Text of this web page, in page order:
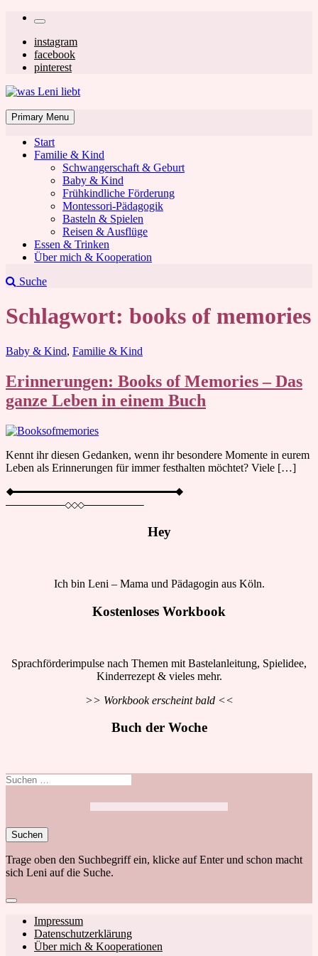
Skip
content
Secondary
left
navigation
Secondary
right
navigation
instagram
facebook
pinterest
was Leni liebt
Mom & Lifestyle Blog
Primary Menu
Start
Familie & Kind
Schwangerschaft & Geburt
Baby & Kind
Frühkindliche Förderung
Montessori-Pädagogik
Basteln & Spielen
Reisen & Ausflüge
Essen & Trinken
Über mich & Kooperation
Suche
Schlagwort: books of memories
Blog
Baby & Kind, Familie & Kind
Erinnerungen: Books of Memories – Das
ganze Leben in einem Buch
Kennt ihr diesen Gedanken, wenn ihr besondere Momente in eurem
Leben als Erinnerungen für immer festhalten möchtet? Viele […]
Hey
Ich bin Leni – Mama und Pädagogin aus Köln.
Kostenloses Workbook
Sprachförderimpulse nach Themen mit Bastelanleitung, Spielidee,
Kinderrezept & vieles mehr.
>> Workbook erscheint bald <<
Buch der Woche
Suchen
Trage oben den Suchbegriff ein, klicke auf Enter und schon macht
sich Leni auf die Suche.
Close
search
Footer
navigation
Impressum
Datenschutzerklärung
Über mich & Kooperationen